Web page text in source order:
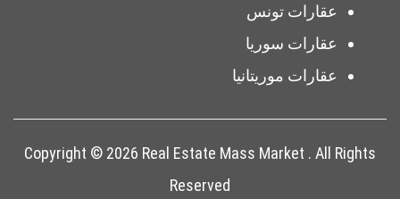
عقارات تونس
عقارات سوريا
عقارات موريتانيا
Copyright © 2026 Real Estate Mass Market . All Rights
Reserved